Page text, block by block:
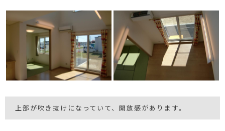
上部が吹き抜けになっていて、開放感があります。